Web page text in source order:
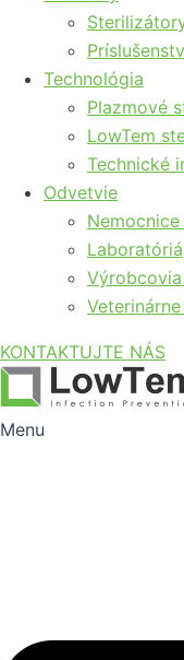
Technológia
Plazmové
LowTem
Technické
Odvetvie
Laboratóriá
KONTAKTUJTE NÁS
Menu